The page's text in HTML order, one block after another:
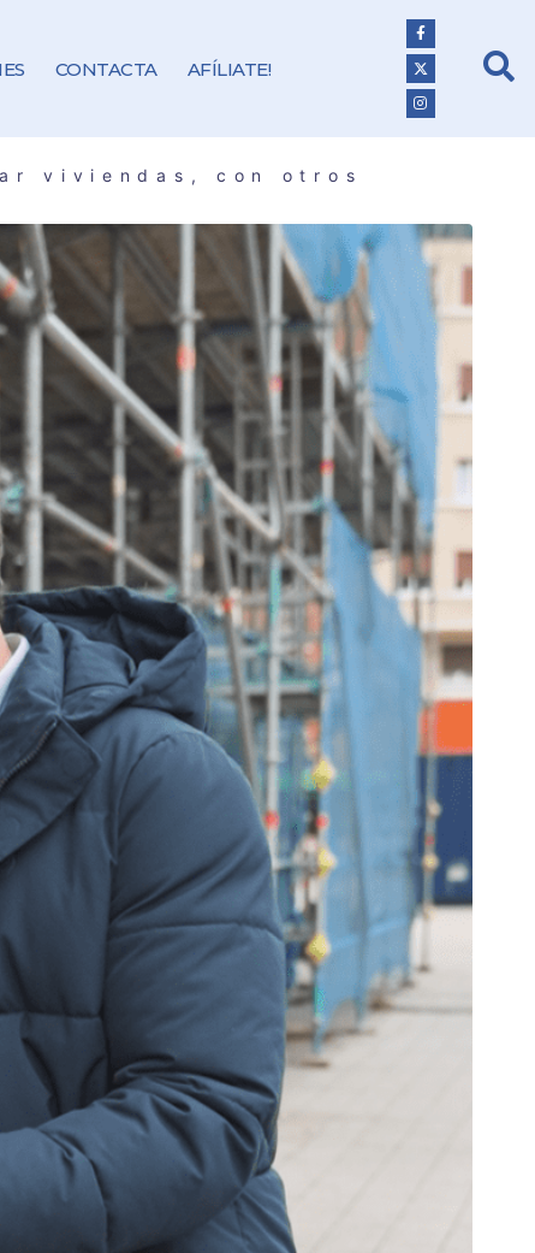
CONTACTA AFÍLIATE!
viviendas, con otros